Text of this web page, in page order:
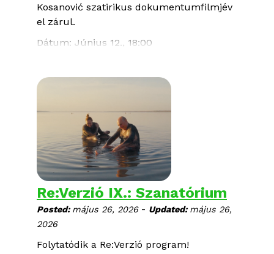
Kosanović szatirikus dokumentumfilmjév
el zárul.
Dátum: Június 12., 18:00
Rendező: Olga Kosanović
Ausztria, 2025, 92 perc
Német nyelven, magyar és angol felirattal
Re:Verzió IX.: Szanatórium
Posted:május 26, 2026 - Updated:május 26,
2026
Folytatódik a Re:Verzió program!